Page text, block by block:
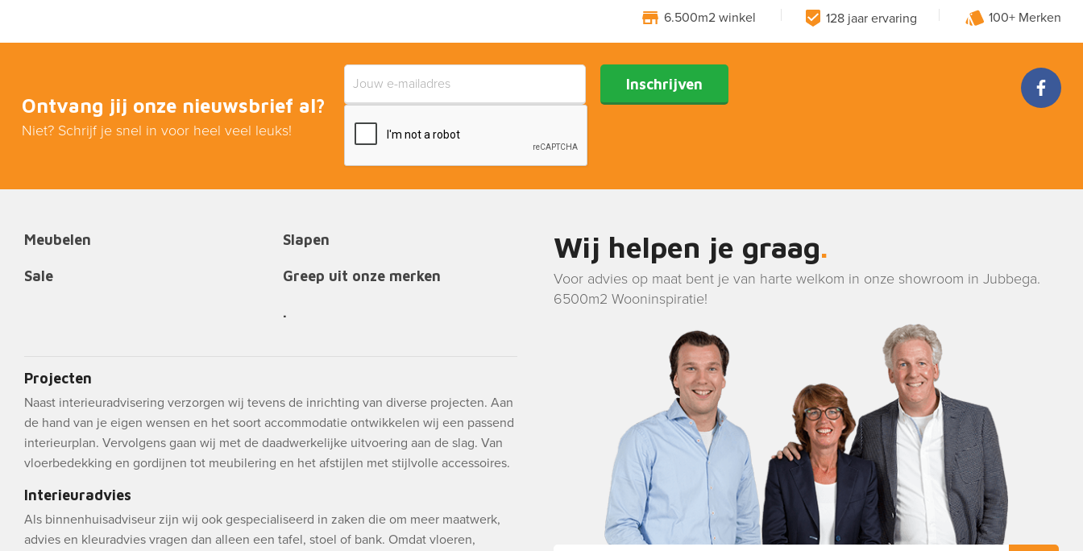
6.500m2 winkel 128 jaar ervaring 100+ Merken
Ontvang jij onze nieuwsbrief al?
Niet? Schrijf je snel in voor heel veel leuks!
Inschrijven
Meubelen
Sale
Slapen
Greep uit onze merken
.
Projecten
Naast interieuradvisering verzorgen wij tevens de inrichting van diverse projecten. Aan
de hand van je eigen wensen en het soort accommodatie ontwikkelen wij een passend
interieurplan. Vervolgens gaan wij met de daadwerkelijke uitvoering aan de slag. Van
vloerbedekking en gordijnen tot meubilering en het afstijlen met stijlvolle accessoires.
Interieuradvies
Als binnenhuisadviseur zijn wij ook gespecialiseerd in zaken die om meer maatwerk,
advies en kleuradvies vragen dan alleen een tafel, stoel of bank. Omdat vloeren,
Wij helpen je graag
Voor advies op maat bent je van harte welkom in onze showroom in Jubbega.
6500m2 Wooninspiratie!